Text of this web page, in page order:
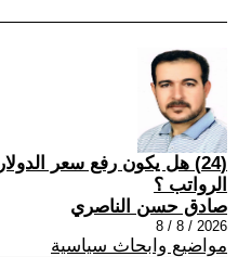
(24) هل يكون رفع سعر
الرواتب ؟
صادق حسن الناصري
2026 / 8 / 8
مواضيع وابحاث سياسية